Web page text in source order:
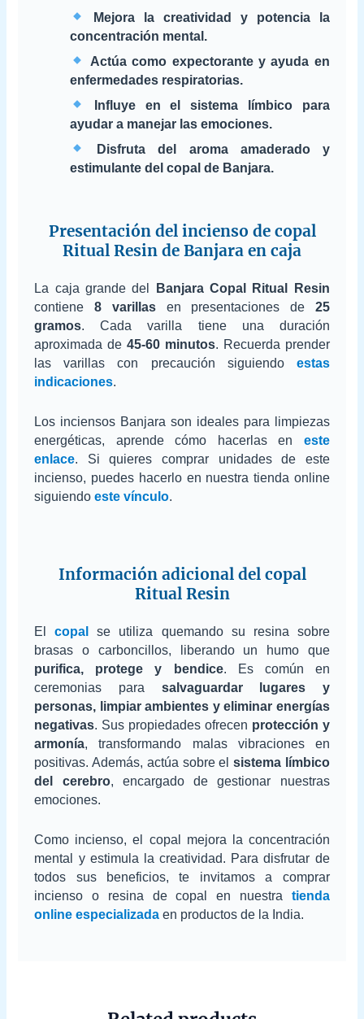
Mejora la creatividad y potencia la
concentración mental.
Actúa como expectorante y ayuda en
enfermedades respiratorias.
Influye en el sistema límbico para
ayudar a manejar las emociones.
Disfruta del aroma amaderado y
estimulante del copal de Banjara.
Presentación del incienso de copal
Ritual Resin de Banjara en caja
La caja grande del
Banjara Copal Ritual Resin
contiene8 varillasen presentaciones de 25
gramos. Cada varilla tiene una duración
aproximada de45-60 minutos. Recuerda prender
las varillas con precaución siguiendo estas
indicaciones.
Los inciensos Banjara son ideales para limpiezas
energéticas, aprende cómo hacerlas en este
enlace. Si quieres comprar unidades de este
incienso, puedes hacerlo en nuestra tienda online
siguiendoeste vínculo.
Información adicional del copal
Ritual Resin
Elcopal
se utiliza quemando su resina sobre
brasas o carboncillos, liberando un humo que
purifica, protege y bendice. Es común en
ceremonias para salvaguardar lugares y
personas, limpiar ambientes y eliminar energías
negativas. Sus propiedades ofrecen protección y
armonía, transformando malas vibraciones en
positivas. Además, actúa sobre el sistema límbico
del cerebro, encargado de gestionar nuestras
emociones.
Como incienso, el copal mejora la concentración
mental y estimula la creatividad. Para disfrutar de
todos sus beneficios, te invitamos a comprar
incienso o resina de copal en nuestra tienda
online especializada en productos de la India.